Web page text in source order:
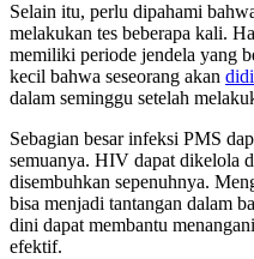
Selain itu, perlu dipahami
melakukan tes beberapa kali.
memiliki periode jendela yang
kecil bahwa seseorang akan
dalam seminggu setelah
Sebagian besar infeksi PMS
semuanya. HIV dapat dikelola
disembuhkan sepenuhnya.
bisa menjadi tantangan dalam
dini dapat membantu
efektif.